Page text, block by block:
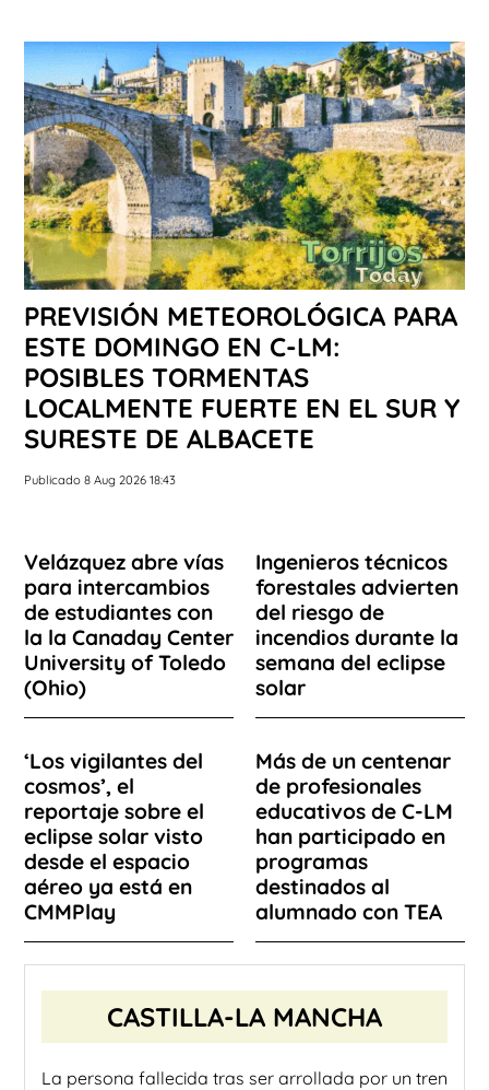
PREVISIÓN METEOROLÓGICA PARA
ESTE DOMINGO EN C-LM:
POSIBLES TORMENTAS
LOCALMENTE FUERTE EN EL SUR Y
SURESTE DE ALBACETE
Publicado 8 Aug 2026 18:43
Velázquez abre vías
para intercambios
de estudiantes con
la la Canaday Center
University of Toledo
(Ohio)
Ingenieros técnicos
forestales advierten
del riesgo de
incendios durante la
semana del eclipse
solar
‘Los vigilantes del
cosmos’, el
reportaje sobre el
eclipse solar visto
desde el espacio
aéreo ya está en
CMMPlay
Más de un centenar
de profesionales
educativos de C-LM
han participado en
programas
destinados al
alumnado con TEA
CASTILLA-LA MANCHA
La persona fallecida tras ser arrollada por un tren